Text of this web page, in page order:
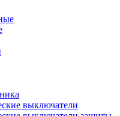
выключатели